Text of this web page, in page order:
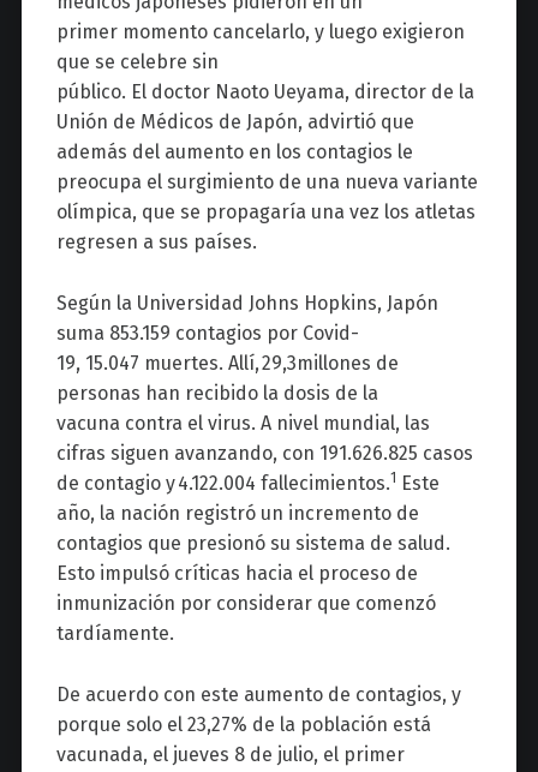
primer momento cancelarlo, y luego exigieron
que se celebre sin
público. El doctor Naoto Ueyama, director de la
Unión de Médicos de Japón, advirtió que
además del aumento en los contagios le
preocupa el surgimiento de una nueva variante
olímpica, que se propagaría una vez los atletas
regresen a sus países.
Según la Universidad Johns Hopkins, Japón
suma 853.159 contagios por Covid-
19, 15.047 muertes. Allí, 29,3millones de
personas han recibido la dosis de la
vacuna contra el virus. A nivel mundial, las
cifras siguen avanzando, con 191.626.825 casos
de contagio y 4.122.004 fallecimientos.1
Este
año, la nación registró un incremento de
contagios que presionó su sistema de salud.
Esto impulsó críticas hacia el proceso de
inmunización por considerar que comenzó
tardíamente.
De acuerdo con este aumento de contagios, y
porque solo el 23,27% de la población está
vacunada, el jueves 8 de julio, el primer